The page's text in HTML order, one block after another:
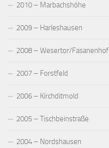
2010 – Marbachshöhe
2009 – Harleshausen
2008 – Wesertor/Fasanenhof
2007 – Forstfeld
2006 – Kirchditmold
2005 – Tischbeinstraße
2004 – Nordshausen